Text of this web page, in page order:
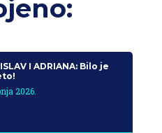
I ADRIANA: Bilo je
2026.